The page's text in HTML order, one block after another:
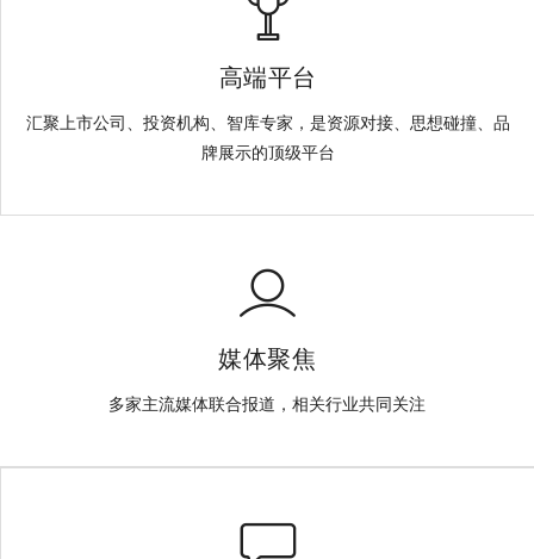
高端平台
汇聚上市公司、投资机构、智库专家，是资源对接、思想碰撞、品
牌展示的顶级平台
媒体聚焦
多家主流媒体联合报道，相关行业共同关注